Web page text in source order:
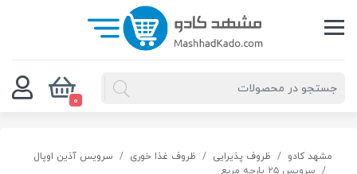
0
مشهد کادو ظروف پذیرایی ظروف غذا خوری
سرویس آذین اوپال
سرویس ۲۵ پارچه مربع